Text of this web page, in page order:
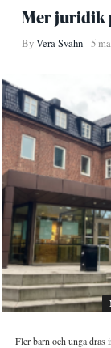
Mer juridik
ByVera Svahn 5
Fler barn och unga dras